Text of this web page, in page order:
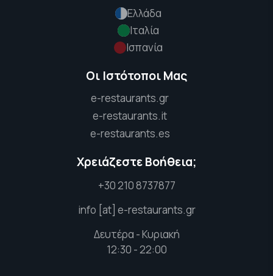
Ελλάδα
Ιταλία
Ισπανία
Οι Ιστότοποι Μας
e-restaurants.gr
e-restaurants.it
e-restaurants.es
Χρειάζεστε Βοήθεια;
+30 210 8737877
info [at] e-restaurants.gr
Δευτέρα - Κυριακή
12:30 - 22:00